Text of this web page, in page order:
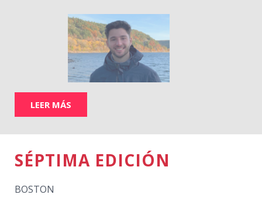
LEER MÁS
SÉPTIMA EDICIÓN
BOSTON